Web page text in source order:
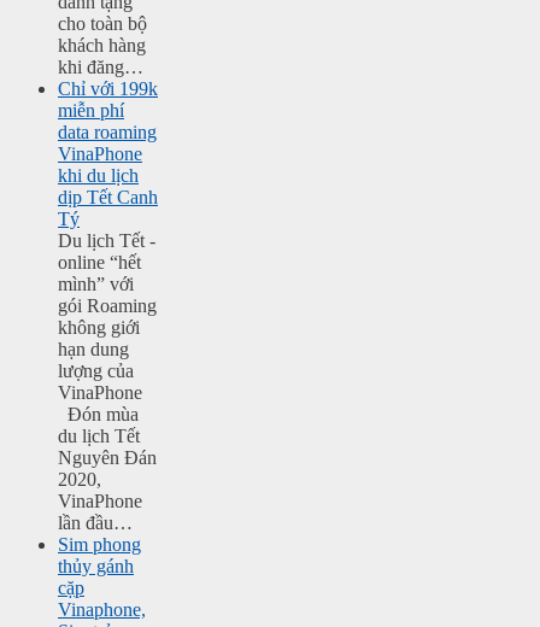
cho toàn bộ
khách hàng
khi đăng…
Chỉ với 199k
miễn phí
data roaming
VinaPhone
khi du lịch
dịp Tết Canh
Tý
Du lịch Tết -
online “hết
mình” với
gói Roaming
không giới
hạn dung
lượng của
VinaPhone
Đón mùa
du lịch Tết
Nguyên Đán
2020,
VinaPhone
lần đầu…
Sim phong
thủy gánh
cặp
Vinaphone,